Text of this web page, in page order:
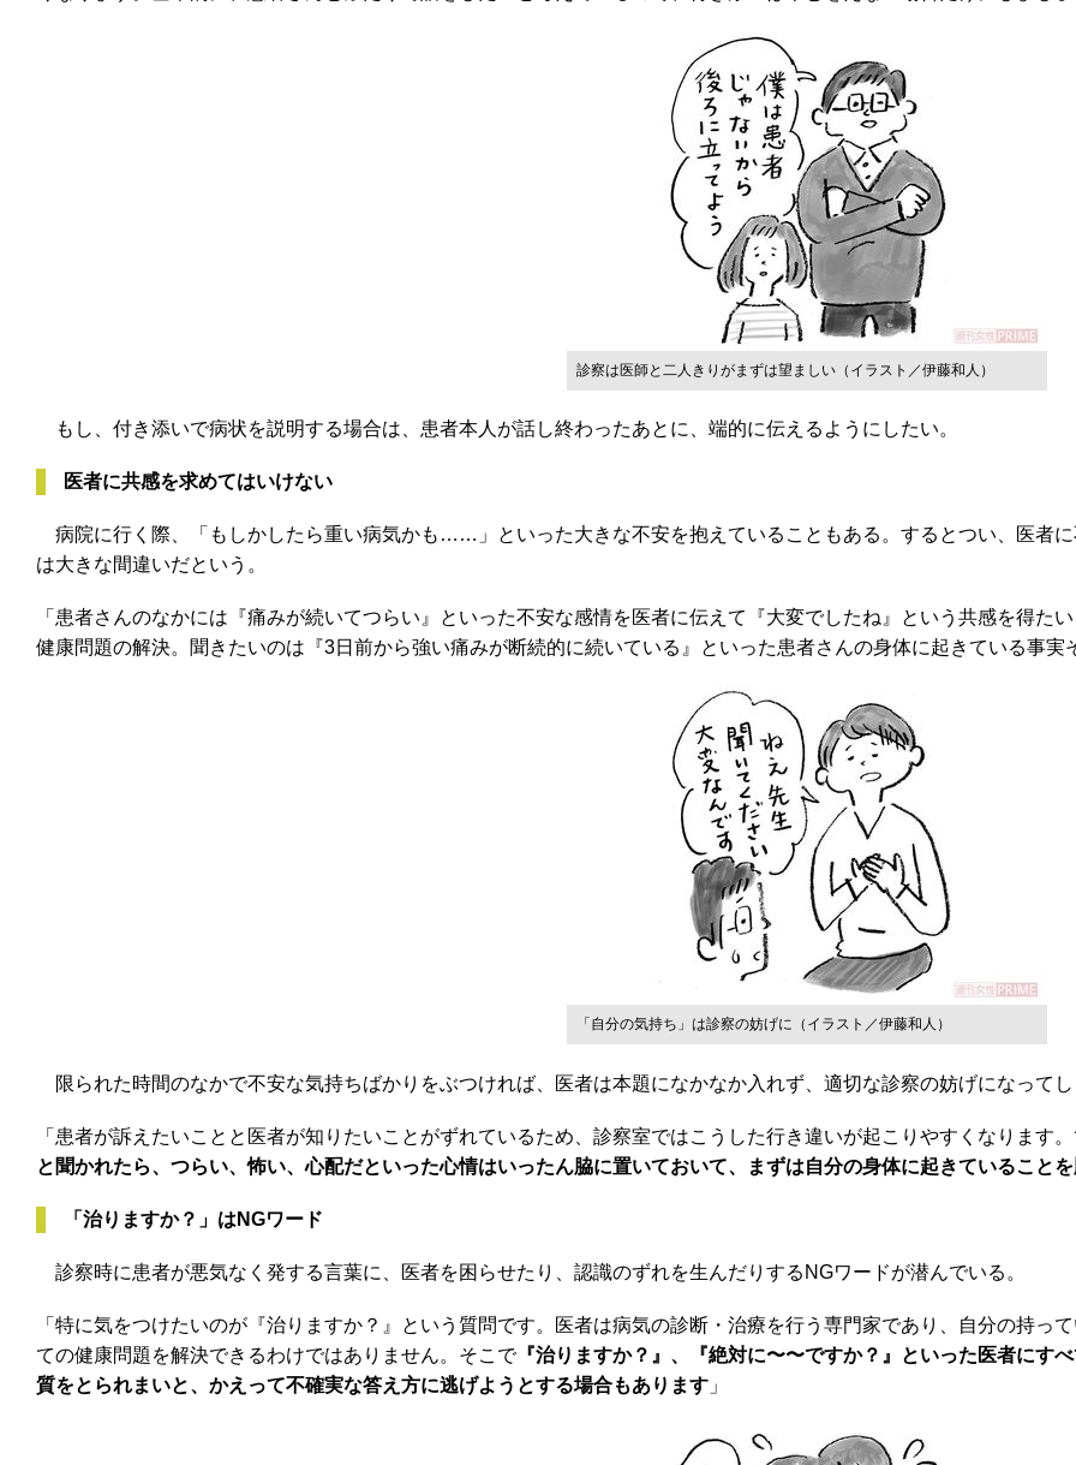
診察は医師と二人きりがまずは望ましい（イラスト／伊藤和人）
もし、付き添いで病状を説明する場合は、患者本人が話し終わったあとに、端的に伝えるようにしたい。
医者に共感を求めてはいけない
病院に行く際、「もしかしたら重い病気かも……」といった大きな不安を抱えていることもある。するとつい、医者
は大きな間違いだという。
「患者さんのなかには『痛みが続いてつらい』といった不安な感情を医者に伝えて『大変でしたね』という共感を得た
健康問題の解決。聞きたいのは『3日前から強い痛みが断続的に続いている』といった患者さんの身体に起きている事実
「自分の気持ち」は診察の妨げに（イラスト／伊藤和人）
限られた時間のなかで不安な気持ちばかりをぶつければ、医者は本題になかなか入れず、適切な診察の妨げになって
「患者が訴えたいことと医者が知りたいことがずれているため、診察室ではこうした行き違いが起こりやすくなります
と聞かれたら、つらい、怖い、心配だといった心情はいったん脇に置いておいて、まずは自分の身体に起きていること
「治りますか？」はNGワード
診察時に患者が悪気なく発する言葉に、医者を困らせたり、認識のずれを生んだりするNGワードが潜んでいる。
「特に気をつけたいのが『治りますか？』という質問です。医者は病気の診断・治療を行う専門家であり、自分の持っ
ての健康問題を解決できるわけではありません。そこで『治りますか？』、『絶対に〜〜ですか？』といった医者にす
質をとられまいと、かえって不確実な答え方に逃げようとする場合もあります 」